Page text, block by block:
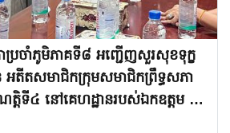
ប្រចាំភូមិភាគទី៨ អញ្ជើញសួរសុខទុក្ខ
តសមាជិកក្រុមសមាជិកព្រឹទ្ធសភា
តិទី៤ នៅគេហដ្ឋានរបស់ឯកឧត្តម នៅ